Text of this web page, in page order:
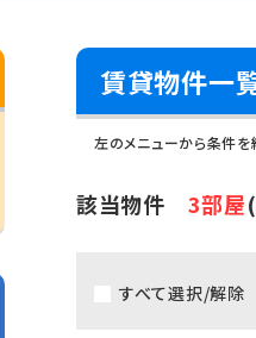
賃貸物件一
左のメニューから条件
該当物件 3部屋
すべて選択/解除